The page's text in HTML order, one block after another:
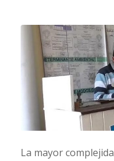
La mayor